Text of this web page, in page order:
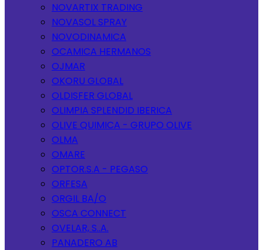
NOVARTIX TRADING
NOVASOL SPRAY
NOVODINAMICA
OCAMICA HERMANOS
OJMAR
OKORU GLOBAL
OLDISFER GLOBAL
OLIMPIA SPLENDID IBERICA
OLIVE QUIMICA - GRUPO OLIVE
OLMA
OMARE
OPTOR.S.A - PEGASO
ORFESA
ORGIL BA/O
OSCA CONNECT
OVELAR, S..A.
PANADERO AB